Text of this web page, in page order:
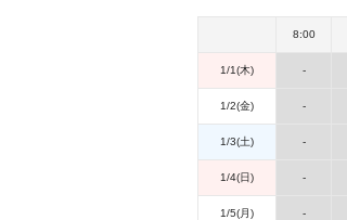
8:00
1/1(木) -
1/2(金) -
1/3(土) -
1/4(日) -
1/5(月) -